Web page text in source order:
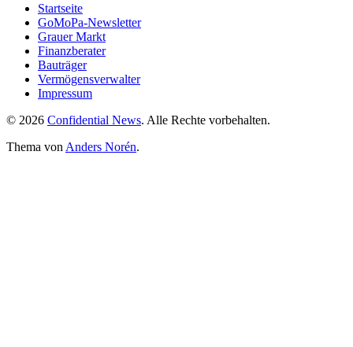
Startseite
GoMoPa-Newsletter
Grauer Markt
Finanzberater
Bauträger
Vermögensverwalter
Impressum
© 2026 Confidential News. Alle Rechte vorbehalten.
Thema von Anders Norén.